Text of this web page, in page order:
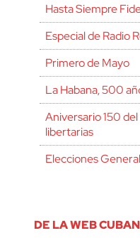
Hasta Siempre
Especial de Radio
Primero de Mayo
La Habana, 500
Aniversario 150
libertarias
Elecciones
DE LA WEB